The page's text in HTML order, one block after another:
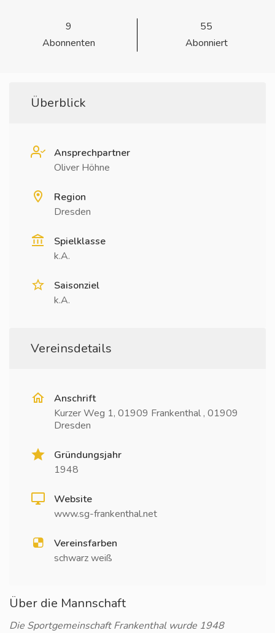
9
Abonnenten
55
Abonniert
Überblick
Ansprechpartner
Oliver Höhne
Region
Dresden
Spielklasse
k.A.
Saisonziel
k.A.
Vereinsdetails
Anschrift
Kurzer Weg 1, 01909 Frankenthal , 01909
Dresden
Gründungsjahr
1948
Website
www.sg-frankenthal.net
Vereinsfarben
schwarz weiß
Über die Mannschaft
Die Sportgemeinschaft Frankenthal wurde 1948